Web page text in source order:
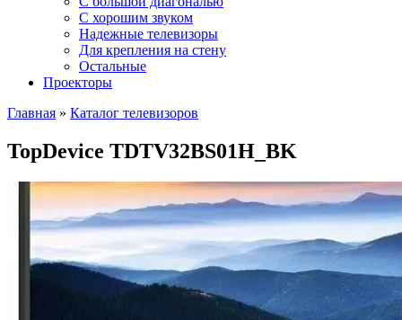
С хорошим звуком
Надежные телевизоры
Для крепления на стену
Остальные
Проекторы
Главная » Каталог телевизоров
TopDevice TDTV32BS01H_BK